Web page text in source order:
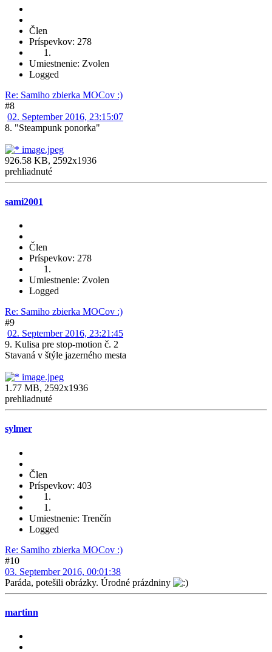
Člen
Príspevkov: 278
Umiestnenie: Zvolen
Logged
Re: Samiho zbierka MOCov :)
#8
02. September 2016, 23:15:07
8. "Steampunk ponorka"
image.jpeg
926.58 KB, 2592x1936
prehliadnuté
sami2001
Člen
Príspevkov: 278
Umiestnenie: Zvolen
Logged
Re: Samiho zbierka MOCov :)
#9
02. September 2016, 23:21:45
9. Kulisa pre stop-motion č. 2
Stavaná v štýle jazerného mesta
image.jpeg
1.77 MB, 2592x1936
prehliadnuté
sylmer
Člen
Príspevkov: 403
Umiestnenie: Trenčín
Logged
Re: Samiho zbierka MOCov :)
#10
03. September 2016, 00:01:38
Paráda, potešili obrázky. Úrodné prázdniny
martinn